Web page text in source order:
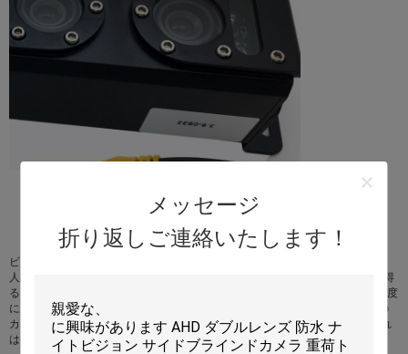
メッセージ
折り返しご連絡いたします！
ビデオ反対システムの第三世代は高度のスマートなカウントの技術に基づき、
人間の形態学上の特徴（ヘッド・アンド・ショルダー）およびOn&Offに車を得
ることの人間の動きの状態の検出によって高精度達成します。第2生成は高精度
に主に独特、混雑させたグループにもかかわらず、closthesで、等色。各々の
カウントのカメラは乗客を断続的に検出人間および目的を区別できます。それ
は公共交通機関の企業および政府のための重要なシステムになります。